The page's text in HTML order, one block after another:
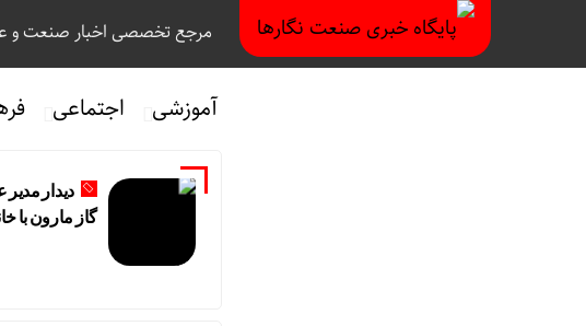
مرجع تخصصی اخبار صنعت و
آموزشی اجتماعی
دیدار
گاز مارون با